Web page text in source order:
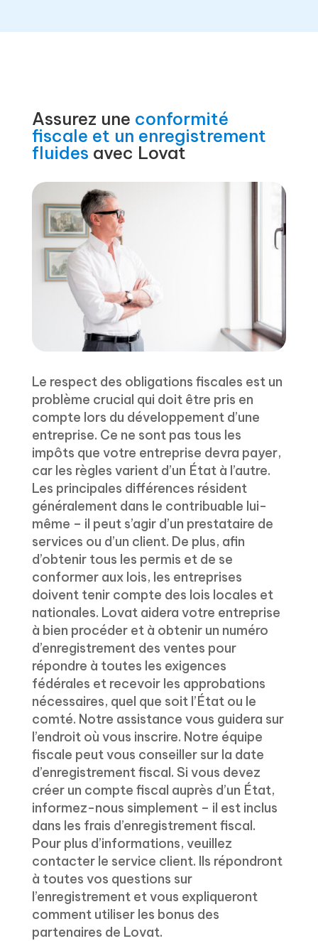
Assurez une conformité
fiscale et un enregistrement
fluides avec Lovat
Le respect des obligations fiscales est un
problème crucial qui doit être pris en
compte lors du développement d’une
entreprise. Ce ne sont pas tous les
impôts que votre entreprise devra payer,
car les règles varient d’un État à l’autre.
Les principales différences résident
généralement dans le contribuable lui-
même – il peut s’agir d’un prestataire de
services ou d’un client. De plus, afin
d’obtenir tous les permis et de se
conformer aux lois, les entreprises
doivent tenir compte des lois locales et
nationales. Lovat aidera votre entreprise
à bien procéder et à obtenir un numéro
d’enregistrement des ventes pour
répondre à toutes les exigences
fédérales et recevoir les approbations
nécessaires, quel que soit l’État ou le
comté. Notre assistance vous guidera sur
l’endroit où vous inscrire. Notre équipe
fiscale peut vous conseiller sur la date
d’enregistrement fiscal. Si vous devez
créer un compte fiscal auprès d’un État,
informez-nous simplement – il est inclus
dans les frais d’enregistrement fiscal.
Pour plus d’informations, veuillez
contacter le service client. Ils répondront
à toutes vos questions sur
l’enregistrement et vous expliqueront
comment utiliser les bonus des
partenaires de Lovat.